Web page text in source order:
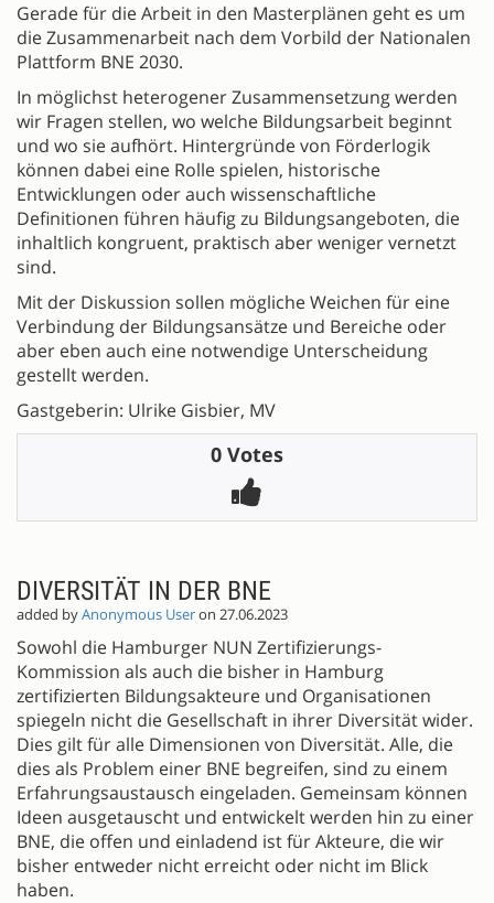
Gerade für die Arbeit in den Masterplänen geht es um
die Zusammenarbeit nach dem Vorbild der Nationalen
Plattform BNE 2030.
In möglichst heterogener Zusammensetzung werden
wir Fragen stellen, wo welche Bildungsarbeit beginnt
und wo sie aufhört. Hintergründe von Förderlogik
können dabei eine Rolle spielen, historische
Entwicklungen oder auch wissenschaftliche
Definitionen führen häufig zu Bildungsangeboten, die
inhaltlich kongruent, praktisch aber weniger vernetzt
sind.
Mit der Diskussion sollen mögliche Weichen für eine
Verbindung der Bildungsansätze und Bereiche oder
aber eben auch eine notwendige Unterscheidung
gestellt werden.
Gastgeberin: Ulrike Gisbier, MV
0 Votes
DIVERSITÄT IN DER BNE
added byAnonymous Useron 27.06.2023
Sowohl die Hamburger NUN Zertifizierungs-
Kommission als auch die bisher in Hamburg
zertifizierten Bildungsakteure und Organisationen
spiegeln nicht die Gesellschaft in ihrer Diversität wider.
Dies gilt für alle Dimensionen von Diversität. Alle, die
dies als Problem einer BNE begreifen, sind zu einem
Erfahrungsaustausch eingeladen. Gemeinsam können
Ideen ausgetauscht und entwickelt werden hin zu einer
BNE, die offen und einladend ist für Akteure, die wir
bisher entweder nicht erreicht oder nicht im Blick
haben.